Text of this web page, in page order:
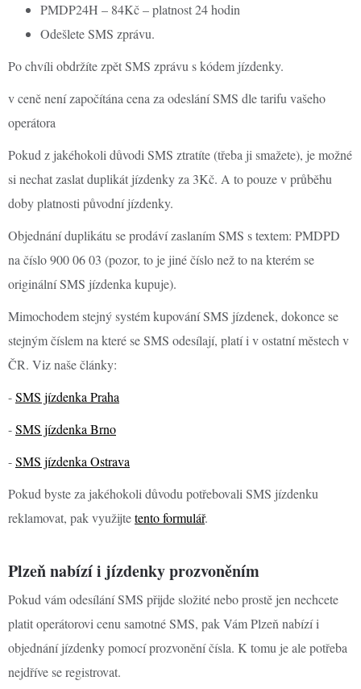
PMDP24H – 84Kč – platnost 24 hodin
Odešlete SMS zprávu.
Po chvíli obdržíte zpět SMS zprávu s kódem jízdenky.
v ceně není započítána cena za odeslání SMS dle tarifu vašeho
operátora
Pokud z jakéhokoli důvodi SMS ztratíte (třeba ji smažete), je možné
si nechat zaslat duplikát jízdenky za 3Kč. A to pouze v průběhu
doby platnosti původní jízdenky.
Objednání duplikátu se prodáví zaslaním SMS s textem: PMDPD
na číslo 900 06 03 (pozor, to je jiné číslo než to na kterém se
originální SMS jízdenka kupuje).
Mimochodem stejný systém kupování SMS jízdenek, dokonce se
stejným číslem na které se SMS odesílají, platí i v ostatní městech v
ČR. Viz naše články:
-SMS jízdenka Praha
-SMS jízdenka Brno
-SMS jízdenka Ostrava
Pokud byste za jakéhokoli důvodu potřebovali SMS jízdenku
reklamovat, pak využijtetento formulář.
Plzeň nabízí i jízdenky prozvoněním
Pokud vám odesílání SMS přijde složité nebo prostě jen nechcete
platit operátorovi cenu samotné SMS, pak Vám Plzeň nabízí i
objednání jízdenky pomocí prozvonění čísla. K tomu je ale potřeba
nejdříve se registrovat.